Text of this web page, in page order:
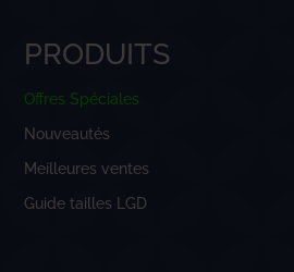
PRODUITS
Offres Spéciales
Nouveautés
Meilleures ventes
Guide tailles LGD